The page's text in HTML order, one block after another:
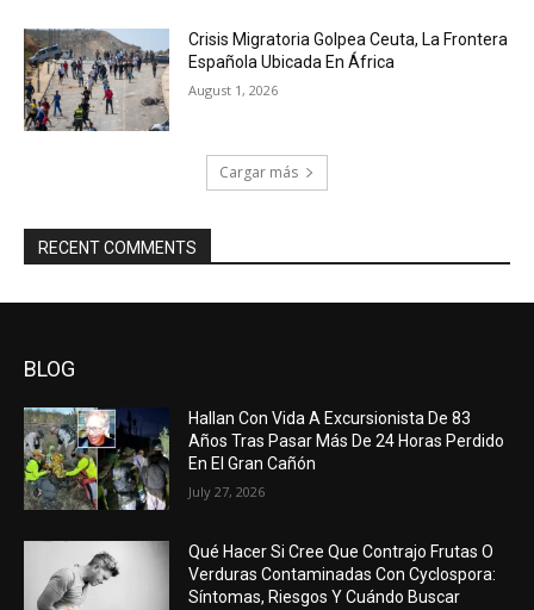
Crisis Migratoria Golpea Ceuta, La Frontera
Española Ubicada En África
August 1, 2026
Cargar más
RECENT COMMENTS
BLOG
Hallan Con Vida A Excursionista De 83
Años Tras Pasar Más De 24 Horas Perdido
En El Gran Cañón
July 27, 2026
Qué Hacer Si Cree Que Contrajo Frutas O
Verduras Contaminadas Con Cyclospora:
Síntomas, Riesgos Y Cuándo Buscar